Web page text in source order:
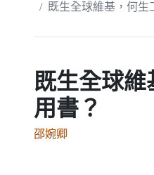
既生全球維基，何生
既生全球
用書？
邵婉卿